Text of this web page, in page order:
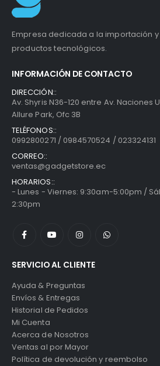
Empresa dedicada a la importación
productos tecnológicos.
INFORMACIÓN DE CONTACTO
DIRECCIÓN::
Av. Shyris N36-120 entre Av. Naciones
Allure Park, Ofc 3B
TELÉFONOS::
0992800271 / 0984570524 / 023324131
CORREO::
ventas@gadgetstore.ec
HORARIOS::
- Lunes - Viernes: 9:30am-5:00pm /
2:30pm
SERVICIO AL CLIENTE
Ayuda & Preguntas
Envíos & Entregas
Historial de Pedidos
Mi Cuenta
Acerca de Nosotros
Ventas al por Mayor
Política de devolución y reembolso